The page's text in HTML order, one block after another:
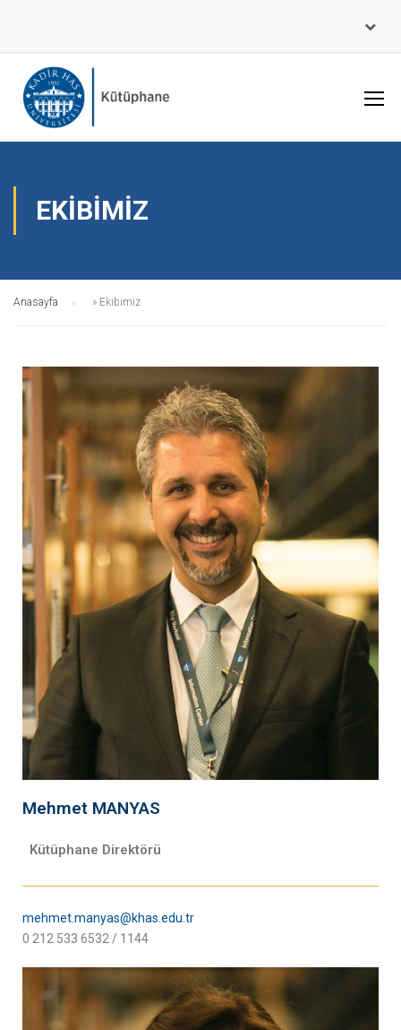
EKIBIMIZ
Anasayfa » Ekibimiz
Mehmet MANYAS
Kütüphane Direktörü
mehmet.manyas@khas.edu.tr
0 212 533 6532 / 1144